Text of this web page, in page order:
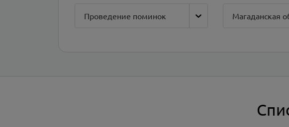
Проведение поминок Магаданская